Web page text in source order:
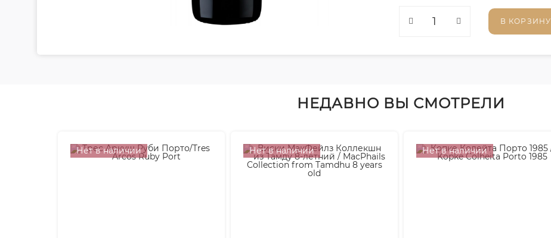
В КОРЗИНУ
НЕДАВНО ВЫ СМОТРЕЛИ
Нет в наличии Нет в наличии Нет в наличии